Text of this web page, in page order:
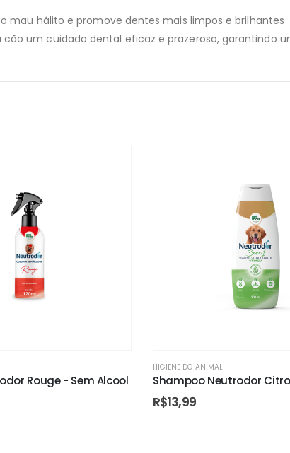
mau hálito e promove dentes mais limpos e brilhantes
um cuidado dental eficaz e prazeroso, garantindo
Rouge - Sem Alcool
HIGIENE DO ANIMAL
Shampoo Neutrodor
R$13,99